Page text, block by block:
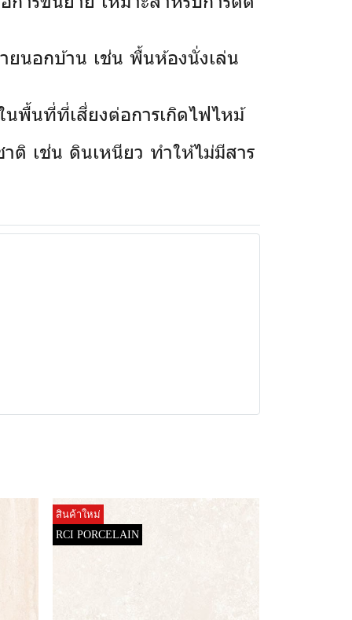
ยนอกบ้าน เช่น พื้นห้องนั่งเล่น
นพื้นที่ที่เสี่ยงต่อการเกิดไฟไหม้
าติ เช่น ดินเหนียว ทำให้ไม่มีสาร
สินค้าใหม่
RCI PORCELAIN